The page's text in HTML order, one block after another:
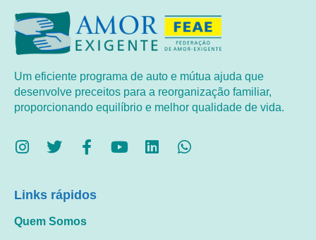
Um eficiente programa de auto e mútua ajuda que
desenvolve preceitos para a reorganização familiar,
proporcionando equilíbrio e melhor qualidade de vida.
Links rápidos
Quem Somos